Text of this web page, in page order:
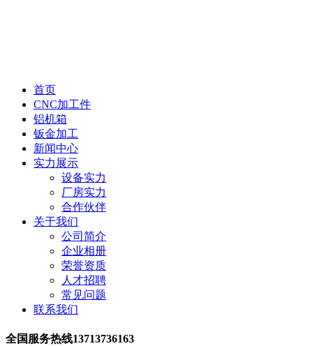
首页
CNC加工件
铝机箱
钣金加工
新闻中心
实力展示
设备实力
厂房实力
合作伙伴
关于我们
公司简介
企业相册
荣誉资质
人才招聘
常见问题
联系我们
全国服务热线13713736163